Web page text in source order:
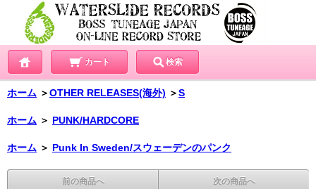
カート 検索
ホーム ＞OTHER RELEASES(海外) ＞S
ホーム ＞ PUNK/HARDCORE
ホーム ＞ Punk In Sweden/スウェーデンのパンク
前の商品へ 次の商品へ